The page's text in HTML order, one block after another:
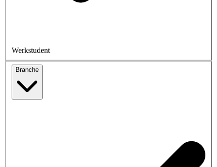
Werkstudent
Branche